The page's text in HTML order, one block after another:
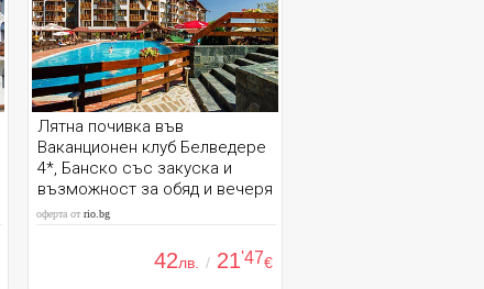
Лятна почивка във
Ваканционен клуб Белведере
4*, Банско със закуска и
възможност за обяд и вечеря
оферта от rio.bg
42лв. / 21'47€